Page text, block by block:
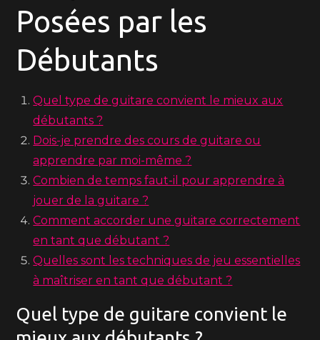
Posées par les
Débutants
Quel type de guitare convient le mieux aux
débutants ?
Dois-je prendre des cours de guitare ou
apprendre par moi-même ?
Combien de temps faut-il pour apprendre à
jouer de la guitare ?
Comment accorder une guitare correctement
en tant que débutant ?
Quelles sont les techniques de jeu essentielles
à maîtriser en tant que débutant ?
Quel type de guitare convient le